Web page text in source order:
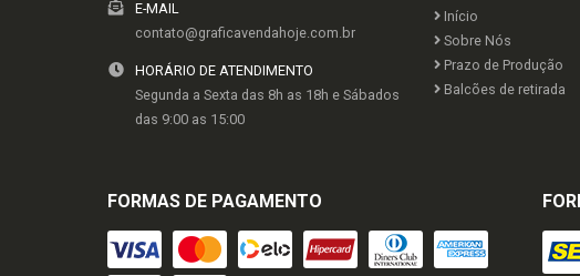
E-MAIL
contato@graficavendahoje.com.br
HORÁRIO DE ATENDIMENTO
Segunda a Sexta das 8h as 18h e Sábados
das 9:00 as 15:00
Início
Sobre Nós
Prazo de Produção
Balcões de retirada
FORMAS DE PAGAMENTO